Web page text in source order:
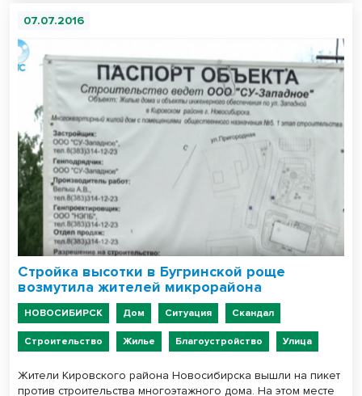
07.07.2016
Стройка высотки в Бугринской роще
возмутила жителей микрорайона
НОВОСИБИРСК Дом Ситуация Скандал
Строительство Жилье Благоустройство Улица
Жители Кировского района Новосибирска вышли на пикет
против строительства многоэтажного дома. На этом месте